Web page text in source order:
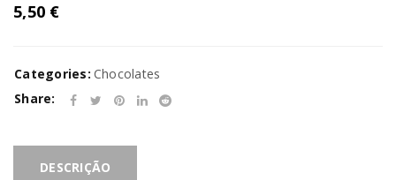
5,50 €
Categories: Chocolates
Share:
DESCRIÇÃO